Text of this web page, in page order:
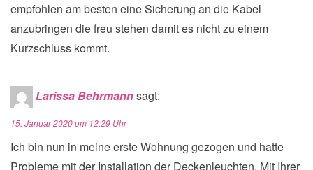
empfohlen am besten eine Sicherung an die Kabel
anzubringen die freu stehen damit es nicht zu einem
Kurzschluss kommt.
Larissa Behrmannsagt:
15. Januar 2020 um 12:29 Uhr
Ich bin nun in meine erste Wohnung gezogen und hatte
Probleme mit der Installation der Deckenleuchten. Mit Ihrer